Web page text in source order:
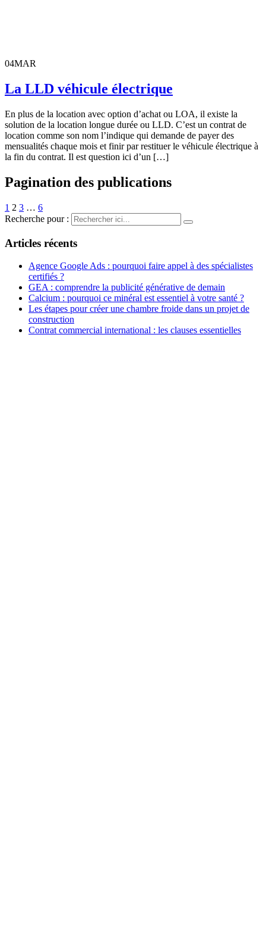
04MAR
La LLD véhicule électrique
En plus de la location avec option d’achat ou LOA, il existe la
solution de la location longue durée ou LLD. C’est un contrat de
location comme son nom l’indique qui demande de payer des
mensualités chaque mois et finir par restituer le véhicule électrique à
la fin du contrat. Il est question ici d’un […]
Pagination des publications
1 2 3 … 6
Recherche pour :
Articles récents
Agence Google Ads : pourquoi faire appel à des spécialistes
certifiés ?
GEA : comprendre la publicité générative de demain
Calcium : pourquoi ce minéral est essentiel à votre santé ?
Les étapes pour créer une chambre froide dans un projet de
construction
Contrat commercial international : les clauses essentielles